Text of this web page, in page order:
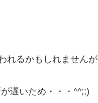
れるかもしれませんが
遅いため・・・^^;;)